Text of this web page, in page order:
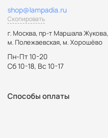
shop@lampadia.ru
Скопировать
г. Москва, пр-т Маршала Жукова,
м. Полежаевская, м. Хорошёво
Пн-Пт 10-20
Сб 10-18, Вс 10-17
Способы оплаты